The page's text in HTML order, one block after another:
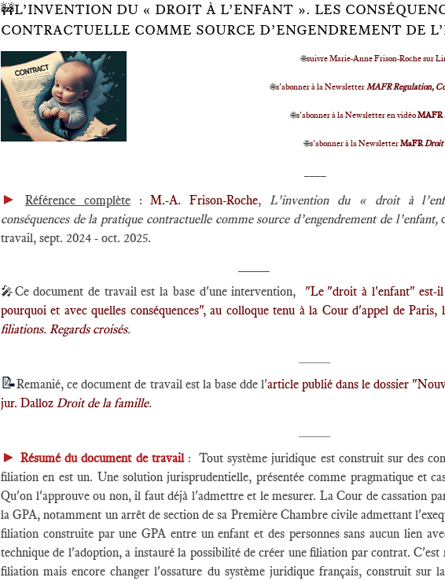
🚧L’INVENTION DU « DROIT À L’ENFANT ». LES
CONTRACTUELLE COMME SOURCE D’ENGENDREMENT DE
🌐suivre Marie-Anne Frison-Roche sur
🌐s'abonner à la NewsletterMAFR Regulation,
🌐s'abonner à la Newsletter en vidéoMAFR
🌐s'abonner à la NewsletterMaFRDroit
► Référence complète:M.-A. Frison-Roche,L’invention du « droit à
conséquences de la pratique contractuelle comme source d’engendrement de l’enfant,
travail, sept. 2024 - oct. 2025.
🎤Ce document de travail est la base d'une intervention, "Le "droit à l'enfant" est-il
pourquoi et avec quelles conséquences", au colloque tenu à la Cour d'appel de Paris,
filiations. Regards croisés.
📝Remanié, ce document de travail est la base dde l'article publié dans le dossier
jur. Dalloz Droit de la famille.
► Résumé du document de travail : Tout système juridique est construit sur des
filiation en est un. Une solution jurisprudentielle, présentée comme pragmatique et
Qu'on l'approuve ou non, il faut déjà l'admettre et le mesurer. La Cour de cassation
la GPA, notamment un arrêt de section de sa Première Chambre civile admettant
filiation construite par une GPA entre un enfant et des personnes sans aucun lien
technique de l'adoption, a instauré la possibilité de créer une filiation par contrat. C'est
filiation mais encore changer l'ossature du système juridique français, construit sur